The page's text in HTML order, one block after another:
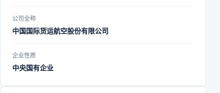
公司全称
中国国际货运航空股份有限公司
企业性质
中央国有企业